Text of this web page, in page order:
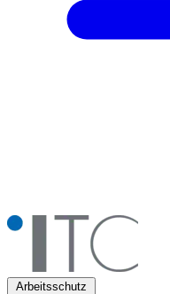
Arbeitsschutz